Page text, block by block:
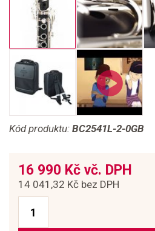
Kód produktu: BC2541L-2-0GB
16 990 Kč vč. DPH
14 041,32 Kč bez DPH